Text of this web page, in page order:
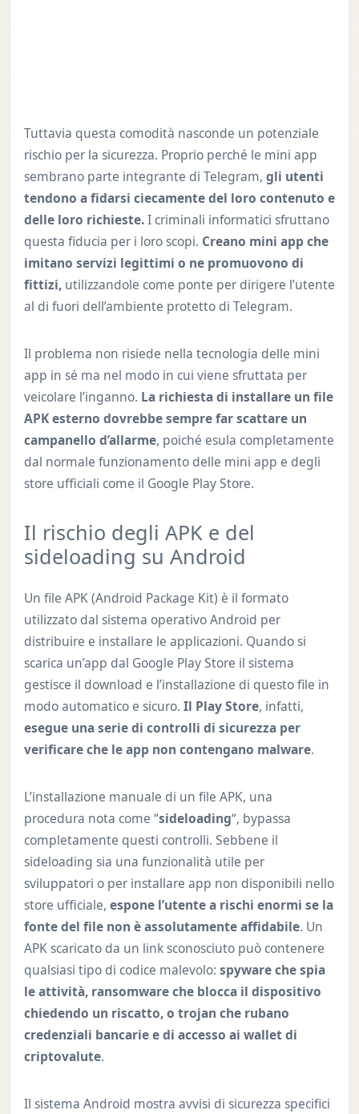
Tuttavia questa comodità nasconde un potenziale
rischio per la sicurezza. Proprio perché le mini app
sembrano parte integrante di Telegram, gli utenti
tendono a fidarsi ciecamente del loro contenuto e
delle loro richieste.I criminali informatici sfruttano
questa fiducia per i loro scopi. Creano mini app che
imitano servizi legittimi o ne promuovono di
fittizi,utilizzandole come ponte per dirigere l’utente
al di fuori dell’ambiente protetto di Telegram.
Il problema non risiede nella tecnologia delle mini
app in sé ma nel modo in cui viene sfruttata per
veicolare l’inganno. La richiesta di installare un file
APK esterno dovrebbe sempre far scattare un
campanello d’allarme, poiché esula completamente
dal normale funzionamento delle mini app e degli
store ufficiali come il Google Play Store.
Il rischio degli APK e del
sideloading su Android
Un file APK (Android Package Kit) è il formato
utilizzato dal sistema operativo Android per
distribuire e installare le applicazioni. Quando si
scarica un’app dal Google Play Store il sistema
gestisce il download e l’installazione di questo file in
modo automatico e sicuro. Il Play Store, infatti,
esegue una serie di controlli di sicurezza per
verificare che le app non contengano malware.
L’installazione manuale di un file APK, una
procedura nota come “sideloading“, bypassa
completamente questi controlli. Sebbene il
sideloading sia una funzionalità utile per
sviluppatori o per installare app non disponibili nello
store ufficiale, espone l’utente a rischi enormi se la
fonte del file non è assolutamente affidabile. Un
APK scaricato da un link sconosciuto può contenere
qualsiasi tipo di codice malevolo: spyware che spia
le attività, ransomware che blocca il dispositivo
chiedendo un riscatto, o trojan che rubano
credenziali bancarie e di accesso ai wallet di
criptovalute.
Il sistema Android mostra avvisi di sicurezza specifici